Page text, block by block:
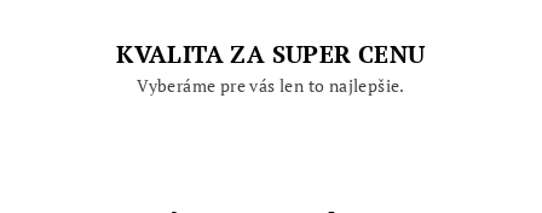
KVALITA ZA SUPER CENU
Vyberáme pre vás len to najlepšie.